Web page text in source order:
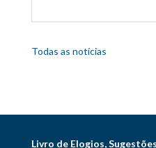
Todas as notícias
Livro de Elogios,